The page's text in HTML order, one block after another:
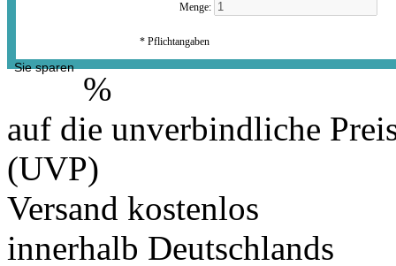
Menge:
* Pflichtangaben
Sie sparen
%
auf die unverbindliche
(UVP)
Versand kostenlos
innerhalb Deutschlands